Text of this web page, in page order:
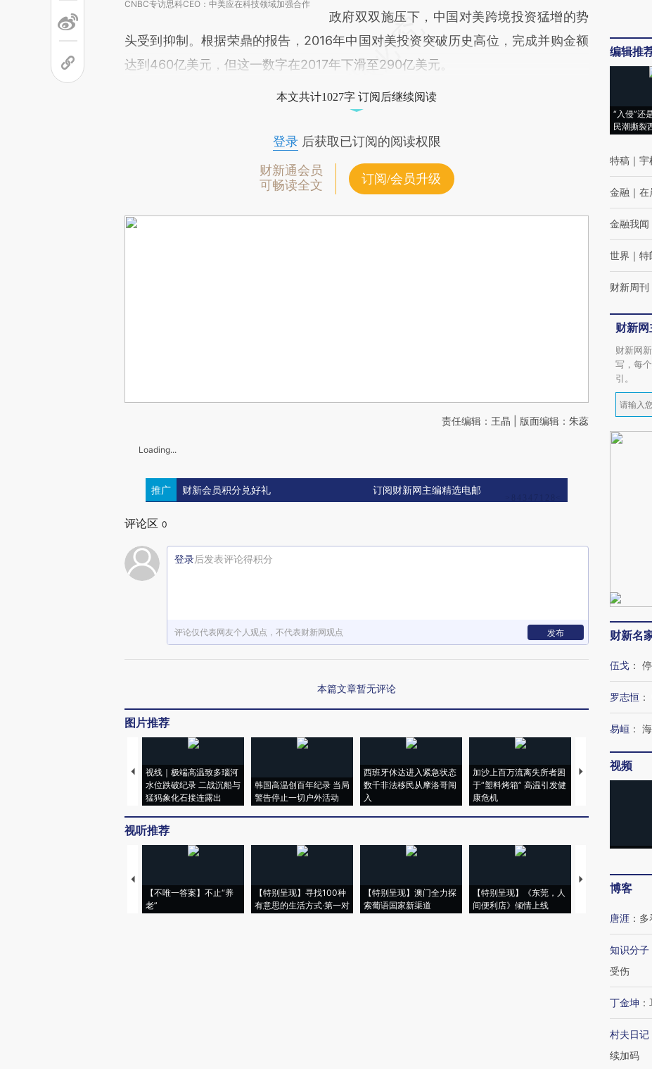
CNBC专访思科CEO：中美应在科技领域加强合作
政府双双施压下，中国对美跨境投资猛增的势
头受到抑制。根据荣鼎的报告，2016年中国对美投资突破历史高位，完成并购金额
达到460亿美元，但这一数字在2017年下滑至290亿美元。
本文共计1027字 订阅后继续阅读
登录后获取已订阅的阅读权限
财新通会员
可畅读全文
订阅/会员升级
责任编辑：王晶 | 版面编辑：朱蕊
Loading...
推广 财新会员积分兑好礼 订阅财新网主编精选电邮
评论区 0
登录后发表评论得积分
评论仅代表网友个人观点，不代表财新网观点 发布
本篇文章暂无评论
图片推荐
视线｜极端高温致多瑙河
水位跌破纪录 二战沉船与
猛犸象化石接连露出
韩国高温创百年纪录 当局
警告停止一切户外活动
西班牙休达进入紧急状态
数千非法移民从摩洛哥闯
入
加沙上百万流离失所者困
于“塑料烤箱” 高温引发健
康危机
视线｜HYROX的吸
术：是什么让中
视听推荐
【不唯一答案】不止“养
老”
【特别呈现】寻找100种
有意思的生活方式·第一对
【特别呈现】澳门全力探
索葡语国家新渠道
【特别呈现】《东莞，人
间便利店》倾情上线
【推广】走进第四
会，让数智科技“链
编辑推
“入侵”还
民潮撕裂
特稿 ｜ 宇
金融 ｜ 在
金融我闻
世界 ｜ 特
财新周刊
财新
财新网
写，每
引。
财新名
伍戈 ：
罗志恒 ：
易峘 ：
视频
博客
唐涯 ： 多
知识分子
受伤
丁金坤 ：
村夫日记
续加码